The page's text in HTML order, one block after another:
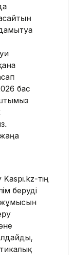
бас
тің
беруді
жұмысын